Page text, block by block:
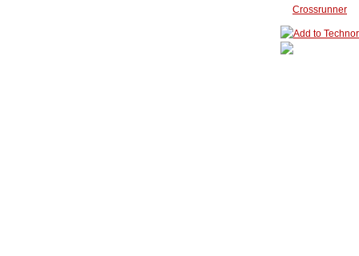
Crossrunner